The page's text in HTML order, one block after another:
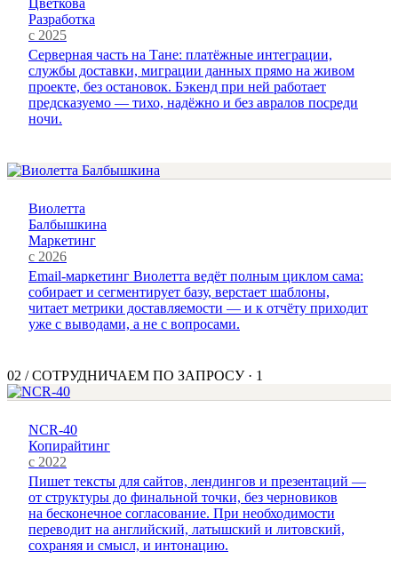
Разработка
с 2025
Серверная часть на Тане: платёжные интеграции,
службы доставки, миграции данных прямо на живом
проекте, без остановок. Бэкенд при ней работает
предсказуемо — тихо, надёжно и без авралов посреди
ночи.
Виолетта
Балбышкина
Маркетинг
с 2026
Email-маркетинг Виолетта ведёт полным циклом сама:
собирает и сегментирует базу, верстает шаблоны,
читает метрики доставляемости — и к отчёту приходит
уже с выводами, а не с вопросами.
02 /СОТРУДНИЧАЕМ ПО ЗАПРОСУ· 1
NCR-40
Копирайтинг
с 2022
Пишет тексты для сайтов, лендингов и презентаций —
от структуры до финальной точки, без черновиков
на бесконечное согласование. При необходимости
переводит на английский, латышский и литовский,
сохраняя и смысл, и интонацию.